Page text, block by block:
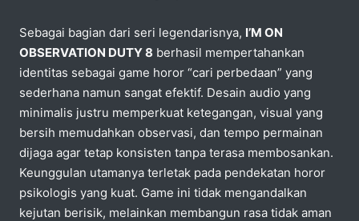
Sebagai bagian dari seri legendarisnya, I’M ON
OBSERVATION DUTY 8 berhasil mempertahankan
identitas sebagai game horor “cari perbedaan” yang
sederhana namun sangat efektif. Desain audio yang
minimalis justru memperkuat ketegangan, visual yang
bersih memudahkan observasi, dan tempo permainan
dijaga agar tetap konsisten tanpa terasa membosankan.
Keunggulan utamanya terletak pada pendekatan horor
psikologis yang kuat. Game ini tidak mengandalkan
kejutan berisik, melainkan membangun rasa tidak aman